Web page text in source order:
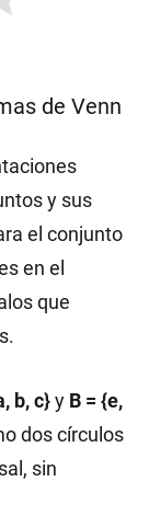
de Venn
y sus
el conjunto
en el
que
b, c}y B = {e,
dos círculos
sin